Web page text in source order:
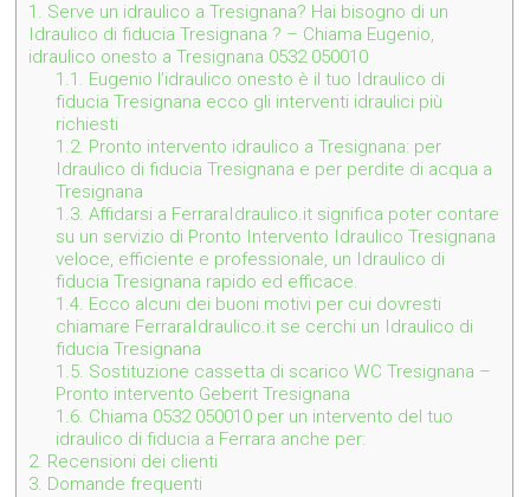
1. Serve un idraulico a Tresignana? Hai bisogno di un
Idraulico di fiducia Tresignana ? – Chiama Eugenio,
idraulico onesto a Tresignana 0532 050010
1.1. Eugenio l’idraulico onesto è il tuo Idraulico di
fiducia Tresignana ecco gli interventi idraulici più
richiesti
1.2. Pronto intervento idraulico a Tresignana: per
Idraulico di fiducia Tresignana e per perdite di acqua a
Tresignana
1.3. Affidarsi a FerraraIdraulico.it significa poter contare
su un servizio di Pronto Intervento Idraulico Tresignana
veloce, efficiente e professionale, un Idraulico di
fiducia Tresignana rapido ed efficace.
1.4. Ecco alcuni dei buoni motivi per cui dovresti
chiamare FerraraIdraulico.it se cerchi un Idraulico di
fiducia Tresignana
1.5. Sostituzione cassetta di scarico WC Tresignana –
Pronto intervento Geberit Tresignana
1.6. Chiama 0532 050010 per un intervento del tuo
idraulico di fiducia a Ferrara anche per:
2. Recensioni dei clienti
3. Domande frequenti